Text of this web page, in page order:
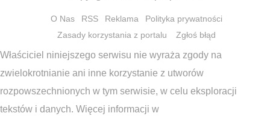
O Nas RSS Reklama
Polityka prywatności
Zasady korzystania z portalu
Zgłoś błąd
Właściciel niniejszego serwisu nie wyraża zgody na
zwielokrotnianie ani inne korzystanie z utworów
rozpowszechnionych w tym serwisie, w celu eksploracji
tekstów i danych. Więcej informacji w